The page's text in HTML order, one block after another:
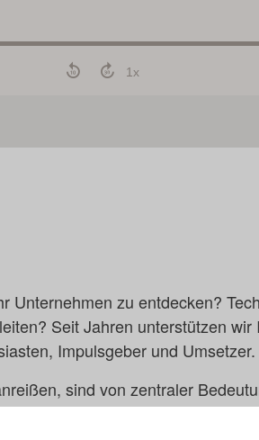
Unternehmen zu entdecken?
Seit Jahren unterstützen wir
Impulsgeber und Umsetzer.
sind von zentraler
erfahren wollen, welche Ansätze